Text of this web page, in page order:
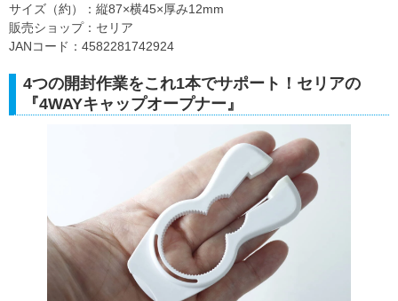
サイズ（約）：縦87×横45×厚み12mm
販売ショップ：セリア
JANコード：4582281742924
4つの開封作業をこれ1本でサポート！セリアの
『4WAYキャップオープナー』